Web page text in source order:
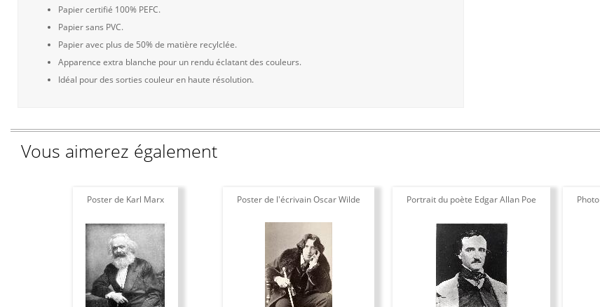
Papier certifié 100% PEFC.
Papier sans PVC.
Papier avec plus de 50% de matière recylclée.
Apparence extra blanche pour un rendu éclatant des couleurs.
Idéal pour des sorties couleur en haute résolution.
Vous aimerez également
Poster de Karl Marx Poster de l'écrivain Oscar Wilde Portrait du poète Edgar Allan Poe